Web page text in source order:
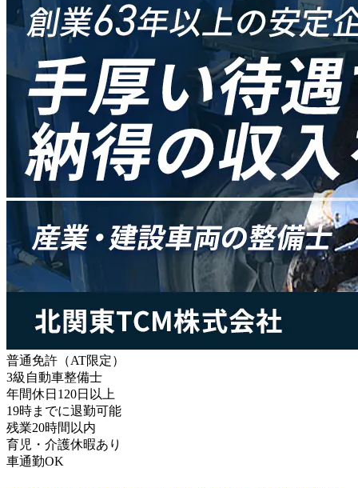
普通免許（AT限定）
3級自動車整備士
年間休日120日以上
19時までに退勤可能
残業20時間以内
育児・介護休暇あり
車通勤OK